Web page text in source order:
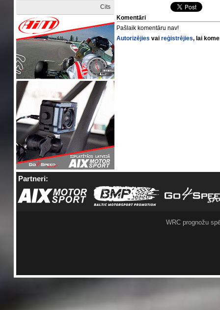
Cits
Komentāri
Pašlaik komentāru nav!
Autorizējies vaireģistrējies, lai
Partneri:
WRC prognožu